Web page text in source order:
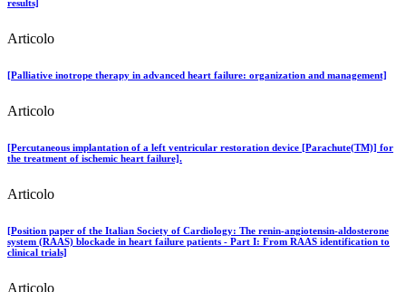
results]
Articolo
[Palliative inotrope therapy in advanced heart failure: organization and management]
Articolo
[Percutaneous implantation of a left ventricular restoration device [Parachute(TM)] for
the treatment of ischemic heart failure].
Articolo
[Position paper of the Italian Society of Cardiology: The renin-angiotensin-aldosterone
system (RAAS) blockade in heart failure patients - Part I: From RAAS identification to
clinical trials]
Articolo